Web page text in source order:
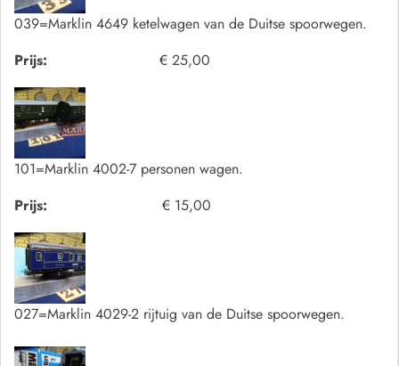
039=Marklin 4649 ketelwagen van de Duitse spoorwegen.
Prijs:
€ 25,00
101=Marklin 4002-7 personen wagen.
Prijs:
€ 15,00
027=Marklin 4029-2 rijtuig van de Duitse spoorwegen.